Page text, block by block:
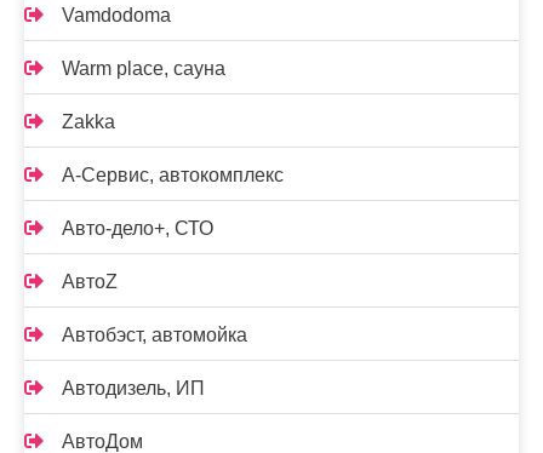
Vamdodoma
Warm place, сауна
Zakka
А-Сервис, автокомплекс
Авто-дело+, СТО
АвтоZ
Автобэст, автомойка
Автодизель, ИП
АвтоДом